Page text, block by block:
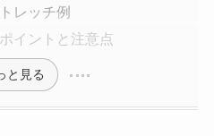
レッチ例
イントと注意点
と見る